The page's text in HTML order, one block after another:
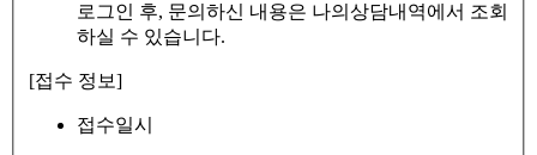
로그인 후, 문의하신 내용은 나의상담내역에서 조회
하실 수 있습니다.
[접수 정보]
접수일시